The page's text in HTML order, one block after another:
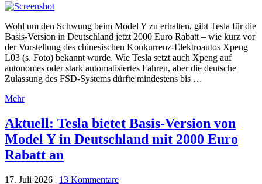
Wohl um den Schwung beim Model Y zu erhalten, gibt Tesla für die
Basis-Version in Deutschland jetzt 2000 Euro Rabatt – wie kurz vor
der Vorstellung des chinesischen Konkurrenz-Elektroautos Xpeng
L03 (s. Foto) bekannt wurde. Wie Tesla setzt auch Xpeng auf
autonomes oder stark automatisiertes Fahren, aber die deutsche
Zulassung des FSD-Systems dürfte mindestens bis …
Mehr
Aktuell: Tesla bietet Basis-Version von
Model Y in Deutschland mit 2000 Euro
Rabatt an
17. Juli 2026 | 13 Kommentare